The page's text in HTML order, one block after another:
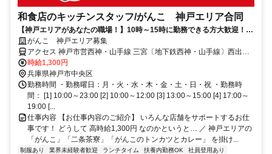
和食店のキッチンスタッフ/がんこ 神戸エリア合同
【神戸エリアがあなたの職場！】10時～15時に勤務できる方大歓迎！週
1/2h～OK☆高時給1,300円！まかないありの調理＆洗い場スタッフ♪
がんこ 神戸エリア募集
アクセス 神戸市営西神・山手線 三宮〔地下鉄西神・山手線〕西出口1
徒歩約4分、阪急神戸本線 神戸三宮〔阪急線〕西口徒歩約4分、神戸
高速鉄道東西線 神戸三宮〔阪急線〕西口徒歩約4分
時給1,300円
兵庫県神戸市中央区
勤務時間 ・勤務曜日：月・火・水・木・金・土・日・祝 ・勤務時
間： [1] 10:00～23:00 [2] 10:00～12:00 [3] 13:00～15:00 [4] 17:00～
19:00 [...
仕事内容 【お仕事内容のご紹介】 いろんな店舗をサポートするお仕
事です！ どうして 高時給1,300円 なのかというと… ／ 神戸エリアの
「がんこ」「二条茶寮」「がんこのトンカツとカレー」 を掛け...
制服あり 業界未経験者歓迎 ランチタイム 扶養内勤務OK
社員登用あり